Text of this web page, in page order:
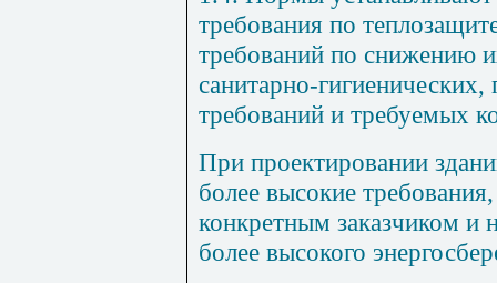
требования по
требований по снижению
санитарно-
требований и требуемых
При проектировании
более высокие
конкретным заказчиком и
более высокого